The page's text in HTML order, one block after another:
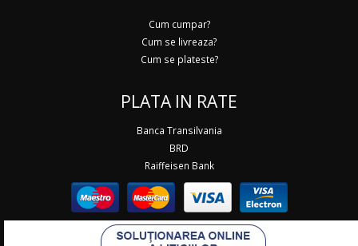
Cum cumpar?
Cum se livreaza?
Cum se plateste?
PLATA IN RATE
Banca Transilvania
BRD
Raiffeisen Bank